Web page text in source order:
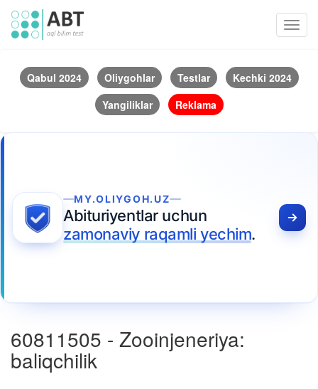
Qabul 2024 Oliygohlar Testlar
Kechki 2024
Yangiliklar
Reklama
MY.OLIYGOH.UZ
Abituriyentlar uchun
zamonaviy raqamli yechim.
60811505 - Zooinjeneriya:
baliqchilik